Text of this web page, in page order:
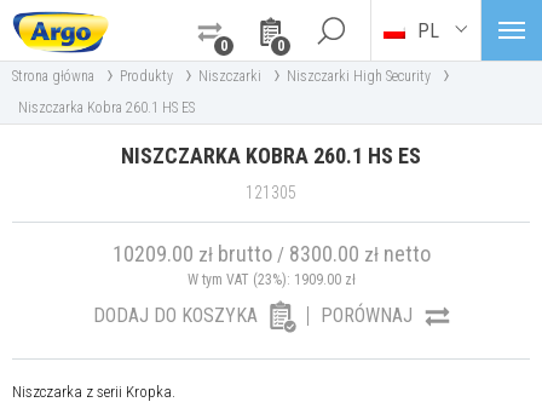
0
0
PL
Strona główna › Produkty › Niszczarki › Niszczarki High Security ›
Niszczarka Kobra 260.1 HS ES
NISZCZARKA KOBRA 260.1 HS ES
121305
10209.00 zł brutto/ 8300.00 zł netto
W tym VAT (23%): 1909.00zł
DODAJ DO KOSZYKA PORÓWNAJ
Niszczarka z serii Kropka.